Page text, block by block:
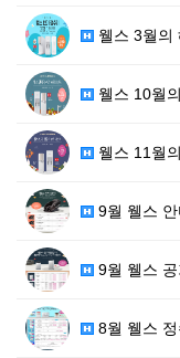
웰스 3월의
웰스 10월
웰스 11월
9월 웰스 안
9월 웰스 공
8월 웰스